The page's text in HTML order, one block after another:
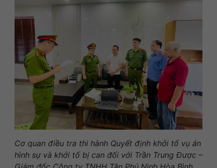
Cơ quan điều tra thi hành Quyết định khởi tố vụ án
hình sự và khởi tố bị can đối với Trần Trung Được –